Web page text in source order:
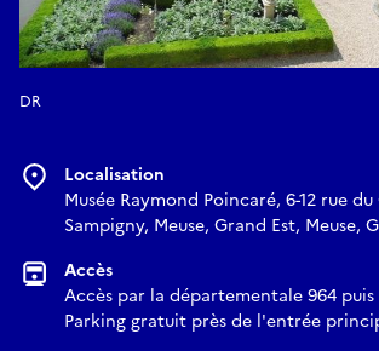
DR
Localisation
Musée Raymond Poincaré, 6-12 rue
Sampigny, Meuse, Grand Est, Meuse,
Accès
Accès par la départementale 964
Parking gratuit près de l'entrée